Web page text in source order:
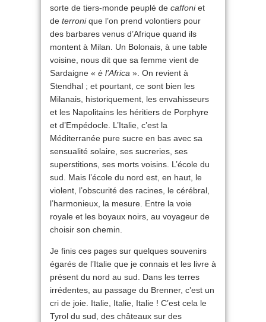
sorte de tiers-monde peuplé de caffoniet
de terronique l’on prend volontiers pour
des barbares venus d’Afrique quand ils
montent à Milan. Un Bolonais, à une table
voisine, nous dit que sa femme vient de
Sardaigne « è l’Africa ». On revient à
Stendhal ; et pourtant, ce sont bien les
Milanais, historiquement, les envahisseurs
et les Napolitains les héritiers de Porphyre
et d’Empédocle. L’Italie, c’est la
Méditerranée pure sucre en bas avec sa
sensualité solaire, ses sucreries, ses
superstitions, ses morts voisins. L’école du
sud. Mais l’école du nord est, en haut, le
violent, l’obscurité des racines, le cérébral,
l’harmonieux, la mesure. Entre la voie
royale et les boyaux noirs, au voyageur de
choisir son chemin.
Je finis ces pages sur quelques souvenirs
égarés de l’Italie que je connais et les livre à
présent du nord au sud. Dans les terres
irrédentes, au passage du Brenner, c’est un
cri de joie. Italie, Italie, Italie ! C’est cela le
Tyrol du sud, des châteaux sur des